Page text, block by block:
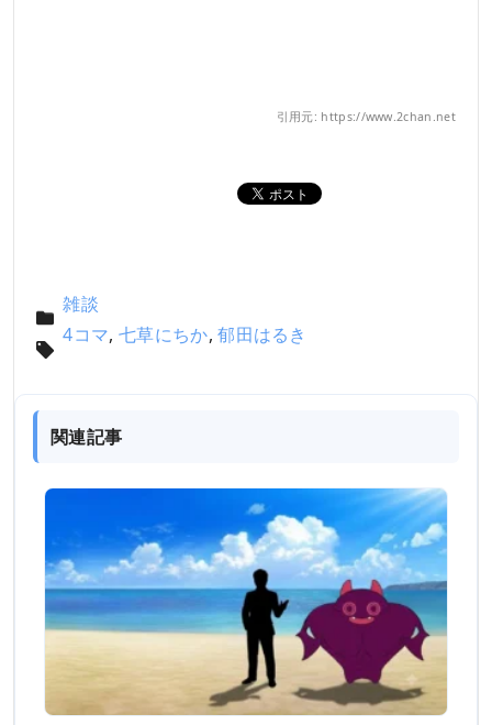
引用元: https://www.2chan.net
雑談
4コマ, 七草にちか,郁田はるき
関連記事